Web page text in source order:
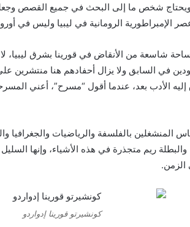
ويحتاج شخص ما إلى البحث في جميع القصص
الإمبراطورية الرومانية في ليبيا وليس في
شاسعة من الأنقاض في قورينا بشرق ليبيا،
في السابق ولا يزال أحفادهم هنا منتشرين
الأدب بعد، عندما أقول “مسرح”، أعني
المنشغلين بالفلسفة والرياضيات والجغرافيا
ريم متجذرة في هذه الأشياء، وإنها
الزمن.
كونشيرتو قورينا إدواردو